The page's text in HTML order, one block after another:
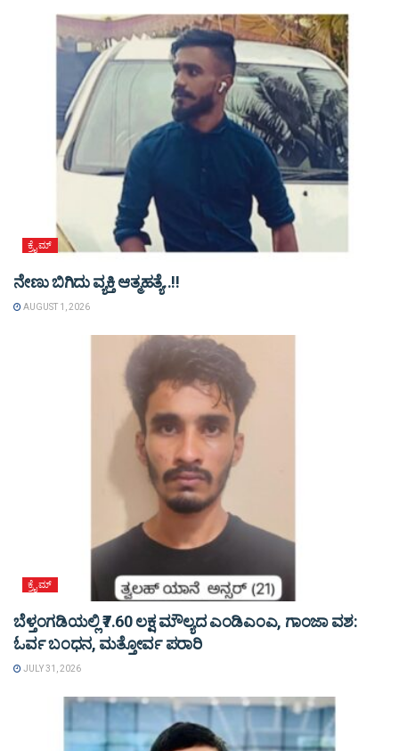
ಕ್ರೈಮ್
ನೇಣು ಬಿಗಿದು ವ್ಯಕ್ತಿ ಆತ್ಮಹತ್ಯೆ..!!
AUGUST 1, 2026
ಕ್ರೈಮ್
ಬೆಳ್ತಂಗಡಿಯಲ್ಲಿ ₹7.60 ಲಕ್ಷ ಮೌಲ್ಯದ ಎಂಡಿಎಂಎ, ಗಾಂಜಾ ವಶ:
ಓರ್ವ ಬಂಧನ, ಮತ್ತೋರ್ವ ಪರಾರಿ
JULY 31, 2026